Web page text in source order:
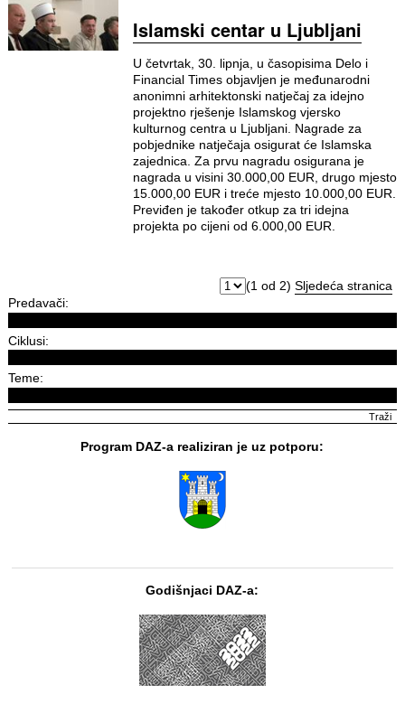
Islamski centar u Ljubljani
U četvrtak, 30. lipnja, u časopisima Delo i
Financial Times objavljen je međunarodni
anonimni arhitektonski natječaj za idejno
projektno rješenje Islamskog vjersko
kulturnog centra u Ljubljani. Nagrade za
pobjednike natječaja osigurat će Islamska
zajednica. Za prvu nagradu osigurana je
nagrada u visini 30.000,00 EUR, drugo mjesto
15.000,00 EUR i treće mjesto 10.000,00 EUR.
Previđen je također otkup za tri idejna
projekta po cijeni od 6.000,00 EUR.
(1 od 2)Sljedeća stranica
Predavači:
Ciklusi:
Teme:
Program DAZ-a realiziran je uz potporu:
Godišnjaci DAZ-a: